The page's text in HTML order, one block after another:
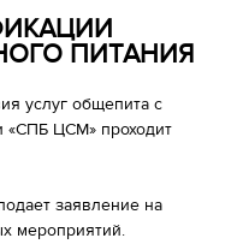
ПИТАНИЯ
услуг общепита с
«СПБ ЦСМ» проходит
заявление на
мероприятий.